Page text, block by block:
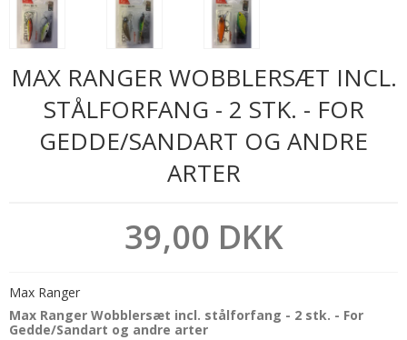
MAX RANGER WOBBLERSÆT INCL.
STÅLFORFANG - 2 STK. - FOR
GEDDE/SANDART OG ANDRE
ARTER
39,00 DKK
Max Ranger
Max Ranger Wobblersæt incl. stålforfang - 2 stk. - For
Gedde/Sandart og andre arter